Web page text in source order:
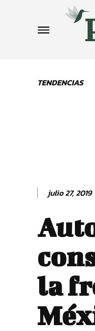
TENDENCIAS
julio 27, 2019
la